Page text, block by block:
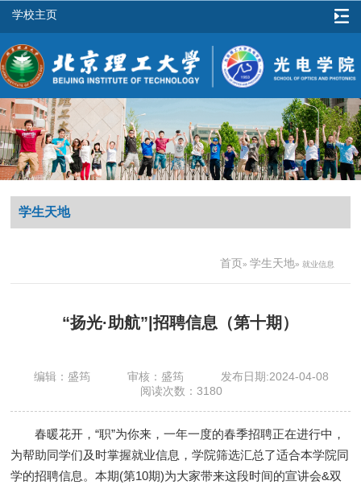
学校主页
学生天地
首页» 学生天地» 就业信息
“扬光·助航”|招聘信息（第十期）
编辑：盛筠 审核：盛筠
发布日期:2024-04-08
阅读次数： 3180
春暖花开，“职”为你来，一年一度的春季招聘正在进行中，
为帮助同学们及时掌握就业信息，学院筛选汇总了适合本学院同
学的招聘信息。本期(第10期)为大家带来这段时间的宣讲会&双